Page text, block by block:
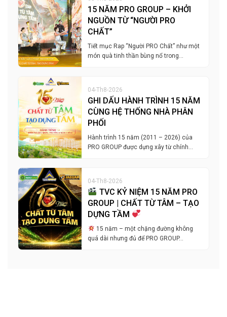
15 NĂM PRO GROUP – KHỞI
NGUỒN TỪ “NGƯỜI PRO
CHẤT”
Tiết mục Rap “Người PRO Chất” như một
món quà tinh thần bùng nổ trong…
04-Th8-2026
GHI DẤU HÀNH TRÌNH 15 NĂM
CÙNG HỆ THỐNG NHÀ PHÂN
PHỐI
Hành trình 15 năm (2011 – 2026) của
PRO GROUP được dựng xây từ chính…
04-Th8-2026
TVC KỶ NIỆM 15 NĂM PRO
GROUP | CHẤT TỪ TÂM – TẠO
DỰNG TẦM
15 năm – một chặng đường không
quá dài nhưng đủ để PRO GROUP…